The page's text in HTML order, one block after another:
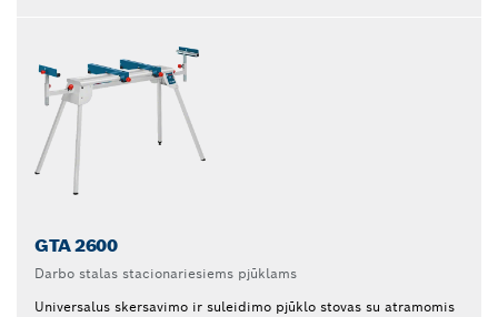
GTA 2600
Darbo stalas stacionariesiems pjūklams
Universalus skersavimo ir suleidimo pjūklo stovas su atramomis